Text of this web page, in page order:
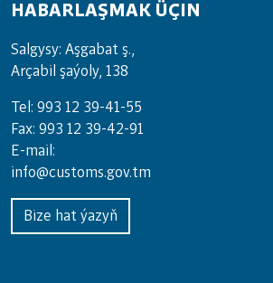
HABARLAŞMAK ÜÇIN
Salgysy: Aşgabat ş.,
Arçabil şaýoly, 138
Tel: 993 12 39-41-55
Fax: 993 12 39-42-91
E-mail:
info@customs.gov.tm
Bize hat ýazyň